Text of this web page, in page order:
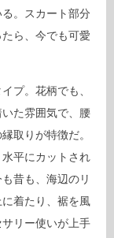
。スカート部分
ら、今でも可愛
プ。花柄でも、
た雰囲気で、腰
取りが特徴だ。
平にカットされ
昔も、海辺のリ
着たり、裾を風
リー使いが上手